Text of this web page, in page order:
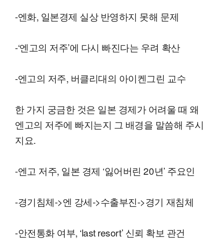
-엔화, 일본경제 실상 반영하지 못해 문제
-‘엔고의 저주’에 다시 빠진다는 우려 확산
-엔고의 저주, 버클리대의 아이켄그린 교수
한 가지 궁금한 것은 일본 경제가 어려울 때 왜
엔고의 저주에 빠지는지 그 배경을 말씀해 주시
지요.
-엔고 저주, 일본 경제 ‘잃어버린 20년’ 주요인
-경기침체->엔 강세->수출부진->경기 재침체
-안전통화 여부, ‘last resort’ 신뢰 확보 관건